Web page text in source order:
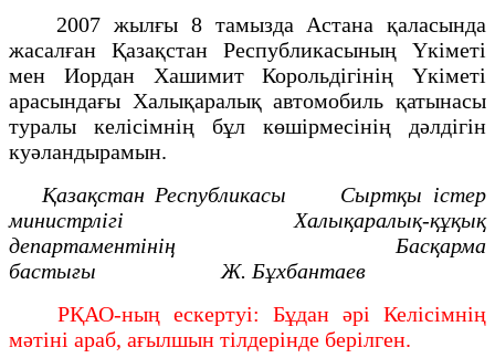
2007 жылғы 8 тамызда Астана қаласында
жасалған Қазақстан Республикасының Үкіметі
мен Иордан Хашимит Корольдігінің Үкіметі
арасындағы Халықаралық автомобиль қатынасы
туралы келісімнің бұл көшірмесінің дәлдігін
куәландырамын.
Қазақстан Республикасы
Сыртқы істер
министрлігі
Халықаралық-құқық
департаментінің
Басқарма
бастығы Ж. Бұхбантаев
РҚАО-ның ескертуі: Бұдан әрі Келісімнің
мәтіні араб, ағылшын тілдерінде берілген.